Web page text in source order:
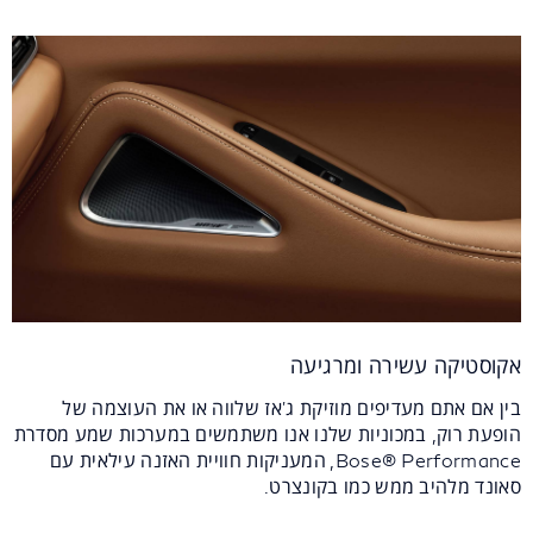
אקוסטיקה עשירה ומרגיעה
בין אם אתם מעדיפים מוזיקת ג'אז שלווה או את העוצמה של
הופעת רוק, במכוניות שלנו אנו משתמשים במערכות שמע מסדרת
Bose® Performance, המעניקות חוויית האזנה עילאית עם
סאונד מלהיב ממש כמו בקונצרט.